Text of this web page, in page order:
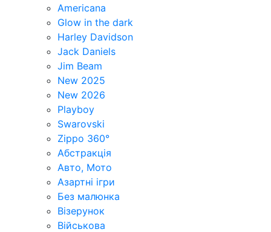
Americana
Glow in the dark
Harley Davidson
Jack Daniels
Jim Beam
New 2025
New 2026
Playboy
Swarovski
Zippo 360°
Абстракція
Авто, Мото
Азартні ігри
Без малюнка
Візерунок
Військова